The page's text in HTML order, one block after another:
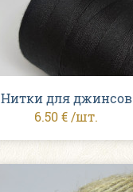
Нитки для джинсов
6.50 € /шт.